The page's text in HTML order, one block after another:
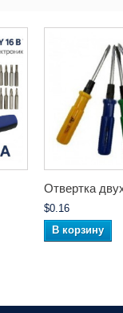
Отвертка
$0.16
В корзину